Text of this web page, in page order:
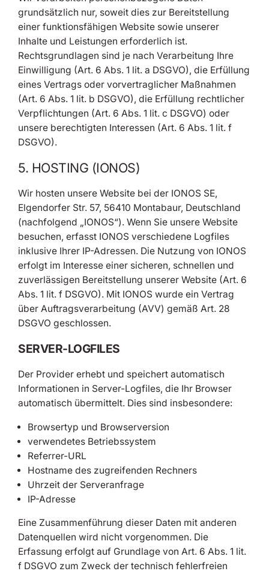
grundsätzlich nur, soweit dies zur Bereitstellung
einer funktionsfähigen Website sowie unserer
Inhalte und Leistungen erforderlich ist.
Rechtsgrundlagen sind je nach Verarbeitung Ihre
Einwilligung (Art. 6 Abs. 1 lit. a DSGVO), die Erfüllung
eines Vertrags oder vorvertraglicher Maßnahmen
(Art. 6 Abs. 1 lit. b DSGVO), die Erfüllung rechtlicher
Verpflichtungen (Art. 6 Abs. 1 lit. c DSGVO) oder
unsere berechtigten Interessen (Art. 6 Abs. 1 lit. f
DSGVO).
5. HOSTING (IONOS)
Wir hosten unsere Website bei der IONOS SE,
Elgendorfer Str. 57, 56410 Montabaur, Deutschland
(nachfolgend „IONOS“). Wenn Sie unsere Website
besuchen, erfasst IONOS verschiedene Logfiles
inklusive Ihrer IP-Adressen. Die Nutzung von IONOS
erfolgt im Interesse einer sicheren, schnellen und
zuverlässigen Bereitstellung unserer Website (Art. 6
Abs. 1 lit. f DSGVO). Mit IONOS wurde ein Vertrag
über Auftragsverarbeitung (AVV) gemäß Art. 28
DSGVO geschlossen.
SERVER-LOGFILES
Der Provider erhebt und speichert automatisch
Informationen in Server-Logfiles, die Ihr Browser
automatisch übermittelt. Dies sind insbesondere:
Browsertyp und Browserversion
verwendetes Betriebssystem
Referrer-URL
Hostname des zugreifenden Rechners
Uhrzeit der Serveranfrage
IP-Adresse
Eine Zusammenführung dieser Daten mit anderen
Datenquellen wird nicht vorgenommen. Die
Erfassung erfolgt auf Grundlage von Art. 6 Abs. 1 lit.
f DSGVO zum Zweck der technisch fehlerfreien